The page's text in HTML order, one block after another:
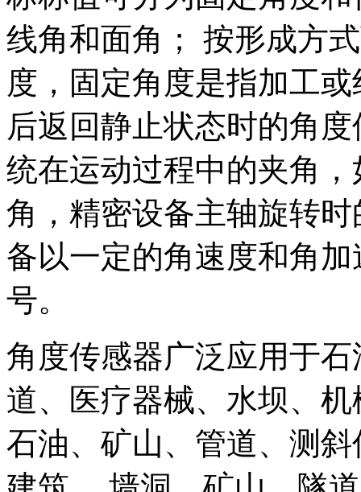
线角和面角； 按形成方
度，固定角度是指加工
后返回静止状态时的角
统在运动过程中的夹角
角，精密设备主轴旋转
备以一定的角速度和角
号。
角度传感器广泛应用于
道、医疗器械、水坝、
石油、矿山、管道、测